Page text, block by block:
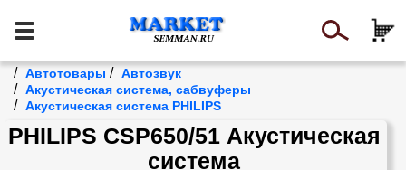
/ Автотовары / Автозвук
/ Акустическая система, сабвуферы
/ Акустическая система PHILIPS
PHILIPS CSP650/51 Акустическая
система